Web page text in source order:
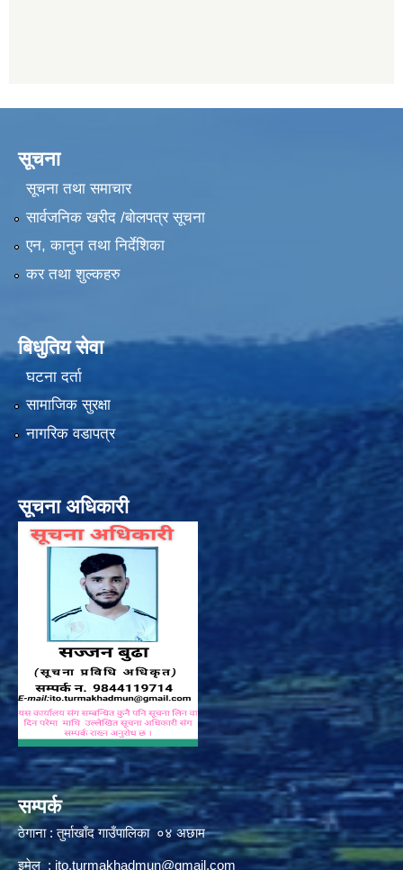
सूचना
सूचना तथा समाचार
सार्वजनिक खरीद /बोलपत्र सूचना
एन, कानुन तथा निर्देशिका
कर तथा शुल्कहरु
बिधुतिय सेवा
घटना दर्ता
सामाजिक सुरक्षा
नागरिक वडापत्र
सूचना अधिकारी
सम्पर्क
ठेगाना : तुर्माखाँद गाउँपालिका ०४ अछाम
इमेल : ito.turmakhadmun@gmail.com